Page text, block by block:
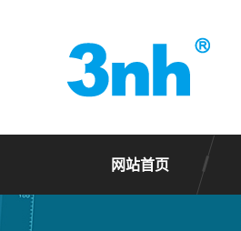
网站首页